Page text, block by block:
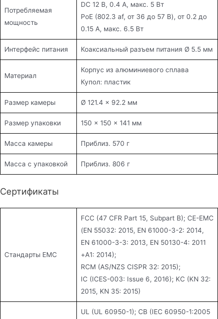
Потребляемая
мощность
DC 12 В, 0.4 A, макс. 5 Вт
PoE (802.3 af, от 36 до 57 В), от 0.2 до
0.15 A, макс. 6.5 Вт
Интерфейс питания Коаксиальный разъем питания Ø 5.5 мм
Материал
Корпус из алюминиевого сплава
Купол: пластик
Размер камеры Ø 121.4 × 92.2 мм
Размер упаковки 150 × 150 × 141 мм
Масса камеры Приблиз. 570 г
Масса с упаковкой Приблиз. 806 г
Сертификаты
Стандарты EMC
FCC (47 CFR Part 15, Subpart B); CE-EMC
(EN 55032: 2015, EN 61000-3-2: 2014,
EN 61000-3-3: 2013, EN 50130-4: 2011
+A1: 2014);
RCM (AS/NZS CISPR 32: 2015);
IC (ICES-003: Issue 6, 2016); KC (KN 32:
2015, KN 35: 2015)
UL (UL 60950-1); CB (IEC 60950-1:2005